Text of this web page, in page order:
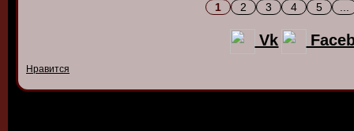
1 2 3 4 5
Vk
Нравится